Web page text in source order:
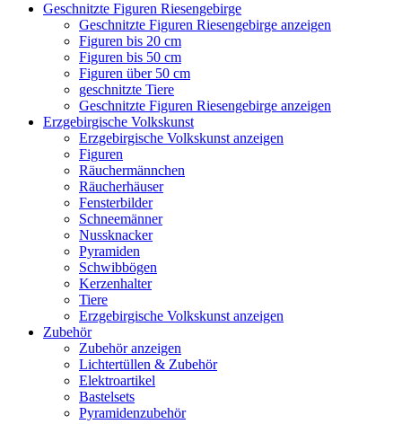
Geschnitzte Figuren Riesengebirge
Geschnitzte Figuren Riesengebirge anzeigen
Figuren bis 20 cm
Figuren bis 50 cm
Figuren über 50 cm
geschnitzte Tiere
Geschnitzte Figuren Riesengebirge anzeigen
Erzgebirgische Volkskunst
Erzgebirgische Volkskunst anzeigen
Figuren
Räuchermännchen
Räucherhäuser
Fensterbilder
Schneemänner
Nussknacker
Pyramiden
Schwibbögen
Kerzenhalter
Tiere
Erzgebirgische Volkskunst anzeigen
Zubehör
Zubehör anzeigen
Lichtertüllen & Zubehör
Elektroartikel
Bastelsets
Pyramidenzubehör